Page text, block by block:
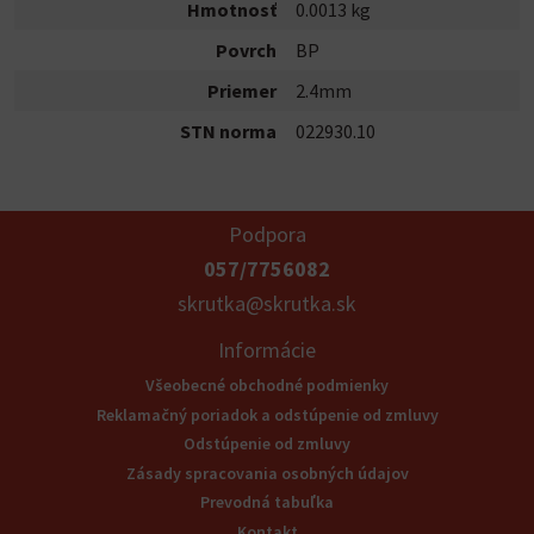
Hmotnosť
0.0013 kg
Povrch
BP
Priemer
2.4mm
STN norma
022930.10
Podpora
057/7756082
skrutka@skrutka.sk
Informácie
Všeobecné obchodné podmienky
Reklamačný poriadok a odstúpenie od zmluvy
Odstúpenie od zmluvy
Zásady spracovania osobných údajov
Prevodná tabuľka